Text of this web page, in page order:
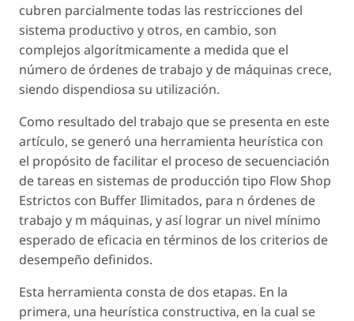
cubren parcialmente todas las restricciones del
sistema productivo y otros, en cambio, son
complejos algorítmicamente a medida que el
número de órdenes de trabajo y de máquinas crece,
siendo dispendiosa su utilización.
Como resultado del trabajo que se presenta en este
artículo, se generó una herramienta heurística con
el propósito de facilitar el proceso de secuenciación
de tareas en sistemas de producción tipo Flow Shop
Estrictos con Buffer Ilimitados, para n órdenes de
trabajo y m máquinas, y así lograr un nivel mínimo
esperado de eficacia en términos de los criterios de
desempeño definidos.
Esta herramienta consta de dos etapas. En la
primera, una heurística constructiva, en la cual se